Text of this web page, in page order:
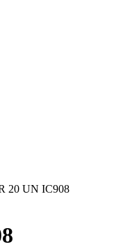
20 UN IC908